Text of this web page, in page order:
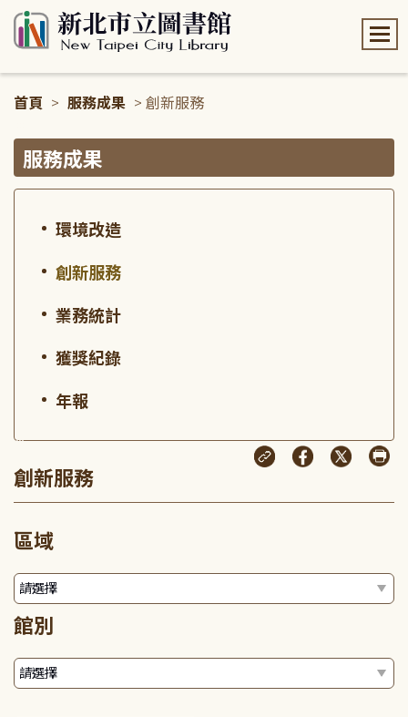
首頁 > 服務成果 > 創新服務
服務成果
環境改造
創新服務
業務統計
獲獎紀錄
年報
:::
創新服務
區域
館別